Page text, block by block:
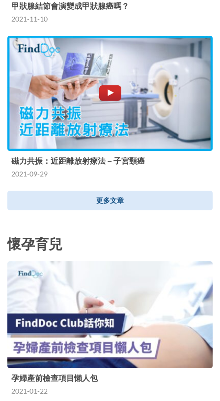
甲狀腺結節會演變成甲狀腺癌嗎？
2021-11-10
磁力共振：近距離放射療法－子宮頸癌
2021-09-29
更多文章
懷孕育兒
孕婦產前檢查項目懶人包
2021-01-22